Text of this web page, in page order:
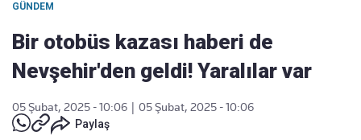
GÜNDEM
Bir otobüs kazası haberi de
Nevşehir'den geldi! Yaralılar var
05 Şubat, 2025 - 10:06
05 Şubat, 2025 - 10:06
Paylaş